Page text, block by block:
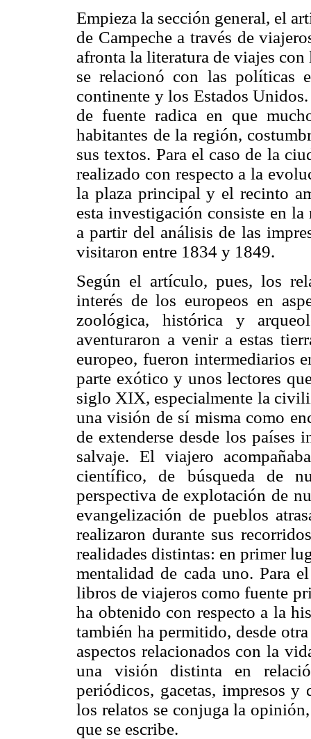
Empieza la sección general, el
de Campeche a través de
afronta la literatura de viajes
se relacionó con las políticas
continente y los Estados
de fuente radica en que
habitantes de la región,
sus textos. Para el caso de la
realizado con respecto a la
la plaza principal y el recinto
esta investigación consiste en
a partir del análisis de las
visitaron entre 1834 y 1849.
Según el artículo, pues, los
interés de los europeos en
zoológica, histórica y
aventuraron a venir a estas
europeo, fueron intermediarios
parte exótico y unos lectores
siglo XIX, especialmente la
una visión de sí misma como
de extenderse desde los países
salvaje. El viajero
científico, de búsqueda de
perspectiva de explotación de
evangelización de pueblos
realizaron durante sus
realidades distintas: en primer
mentalidad de cada uno. Para
libros de viajeros como fuente
ha obtenido con respecto a la
también ha permitido, desde
aspectos relacionados con la
una visión distinta en
periódicos, gacetas, impresos y
los relatos se conjuga la
que se escribe.